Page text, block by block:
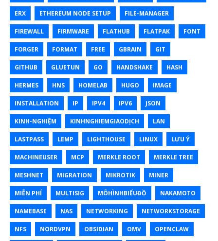
ERX ETHEREUM NODE SETUP FILE-MANAGER
FIREWALL FIRMWARE FLATHUB FLATPAK FONT
FORGER FORMAT FREE GBRAIN GIT
GITHUB GLUETUN GO HANDSHAKE HASH
HERMES HNS HOMELAB HUGO IMAGE
INSTALLATION IP IPV4 IPV6 JSON
KINH-NGHIỆM KINHNGHIEMGIAODỊCH LAN
LASTPASS LEMP LIGHTHOUSE LINUX LƯU Ý
MACHINEUSER MCP MERKLE ROOT MERKLE TREE
MESHNET MIGRATION MIKROTIK MINER
MIỄN PHÍ MULTISIG MÔHÌNHBIỂUĐỒ NAKAMOTO
NAMEBASE NAS NETWORKING NETWORKSTORAGE
NFS NORDVPN OBSIDIAN OMV OPENCLAW